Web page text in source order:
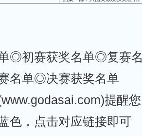
◎初赛获奖名单◎复赛
名单◎决赛获奖名单
提醒
色，点击对应链接即可